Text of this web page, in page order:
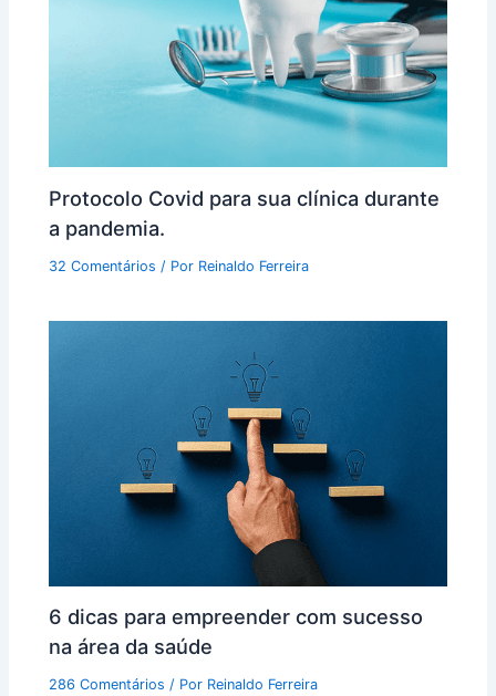
Protocolo Covid para sua clínica durante
a pandemia.
32 Comentários / Por Reinaldo Ferreira
6 dicas para empreender com sucesso
na área da saúde
286 Comentários / Por Reinaldo Ferreira